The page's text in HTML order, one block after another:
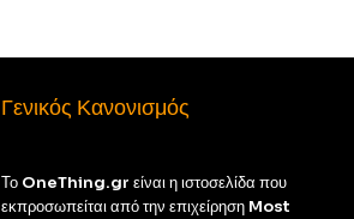
Γενικός Κανονισμός
Το OneThing.gr είναι η ιστοσελίδα που
εκπροσωπείται από την επιχείρηση Most